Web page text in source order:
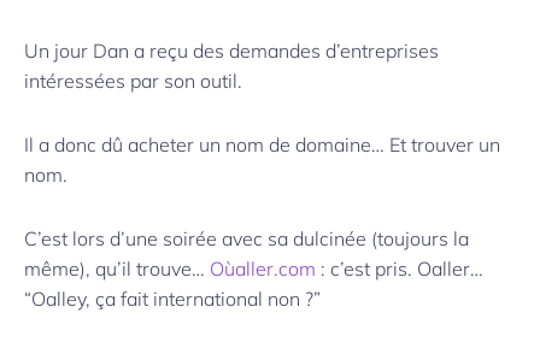
Un jour Dan a reçu des demandes d’entreprises
intéressées par son outil.
Il a donc dû acheter un nom de domaine… Et trouver un
nom.
C’est lors d’une soirée avec sa dulcinée (toujours la
même), qu’il trouve… Oùaller.com : c’est pris. Oaller…
“Oalley, ça fait international non ?”